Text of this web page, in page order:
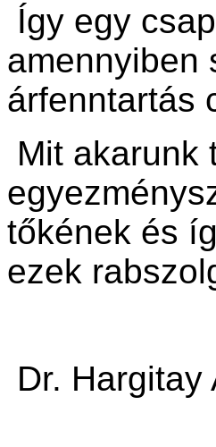
Így egy
amennyiben
árfenntartás
Mit akarunk
tőkének és
ezek
Dr. Hargitay